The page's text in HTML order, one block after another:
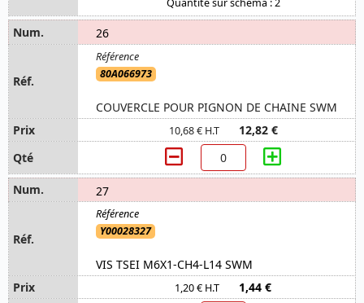
26
80A066973
COUVERCLE POUR PIGNON DE CHAINE SWM
10,68 € H.T 12,82 €
27
Y00028327
VIS TSEI M6X1-CH4-L14 SWM
1,20 € H.T 1,44 €